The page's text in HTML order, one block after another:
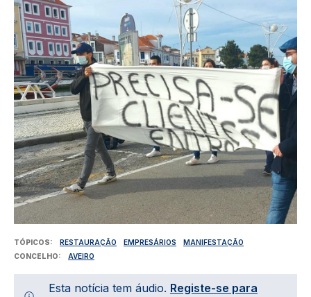
Imagem
TÓPICOS RESTAURAÇÃO EMPRESÁRIOS
MANIFESTAÇÃO
CONCELHO
AVEIRO
Esta notícia tem áudio. Registe-se para